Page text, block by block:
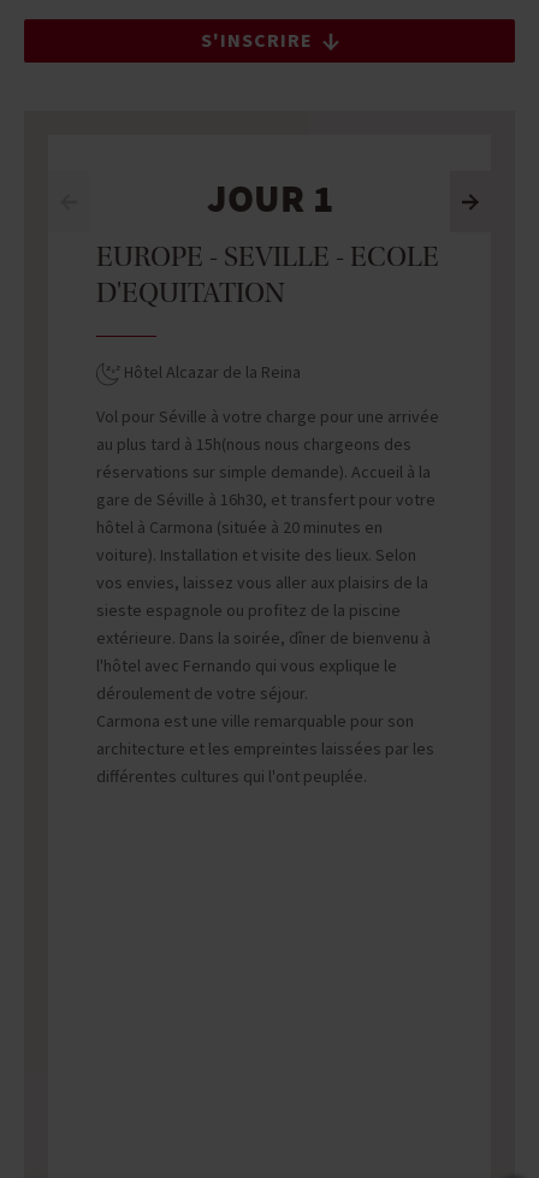
S'INSCRIRE
JOUR 1
EUROPE - SEVILLE - ECOLE
D'EQUITATION
Hôtel Alcazar de la Reina
Vol pour Séville à votre charge pour une arrivée
au plus tard à 15h(nous nous chargeons des
réservations sur simple demande). Accueil à la
gare de Séville à 16h30, et transfert pour votre
hôtel à Carmona (située à 20 minutes en
voiture). Installation et visite des lieux. Selon
vos envies, laissez vous aller aux plaisirs de la
sieste espagnole ou profitez de la piscine
extérieure. Dans la soirée, dîner de bienvenu à
l'hôtel avec Fernando qui vous explique le
déroulement de votre séjour.
Carmona est une ville remarquable pour son
architecture et les empreintes laissées par les
différentes cultures qui l'ont peuplée.